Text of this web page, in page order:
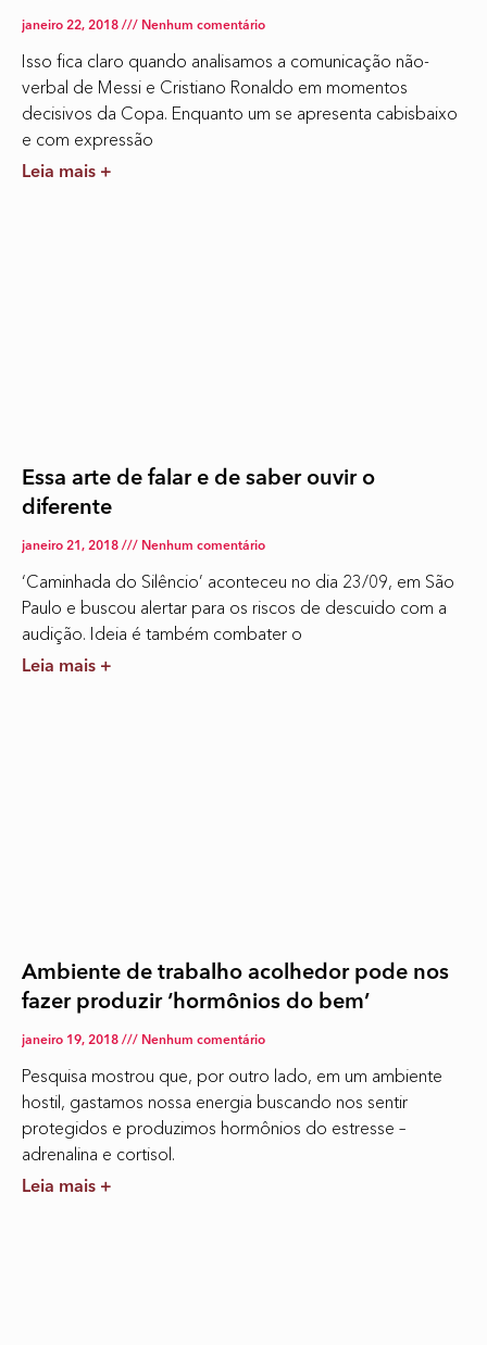
janeiro 22, 2018 Nenhum comentário
Isso fica claro quando analisamos a comunicação não-
verbal de Messi e Cristiano Ronaldo em momentos
decisivos da Copa. Enquanto um se apresenta cabisbaixo
e com expressão
Leia mais +
Essa arte de falar e de saber ouvir o
diferente
janeiro 21, 2018 Nenhum comentário
‘Caminhada do Silêncio’ aconteceu no dia 23/09, em São
Paulo e buscou alertar para os riscos de descuido com a
audição. Ideia é também combater o
Leia mais +
Ambiente de trabalho acolhedor pode nos
fazer produzir ‘hormônios do bem’
janeiro 19, 2018 Nenhum comentário
Pesquisa mostrou que, por outro lado, em um ambiente
hostil, gastamos nossa energia buscando nos sentir
protegidos e produzimos hormônios do estresse –
adrenalina e cortisol.
Leia mais +